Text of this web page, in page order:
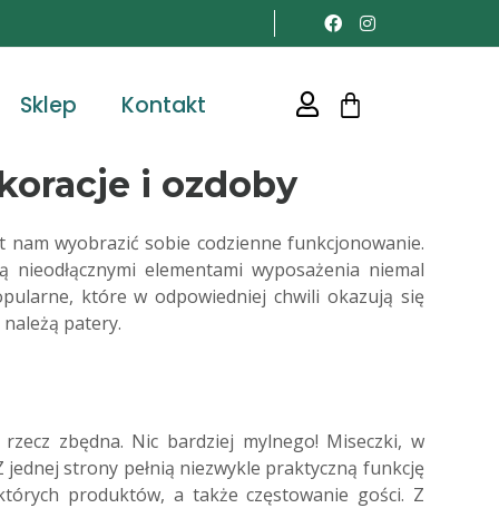
Sklep Kontakt
i ozdoby
wyobrazić sobie codzienne funkcjonowanie.
elementami wyposażenia niemal
które w odpowiedniej chwili okazują się
patery.
zbędna. Nic bardziej mylnego! Miseczki, w
strony pełnią niezwykle praktyczną funkcję
produktów, a także częstowanie gości. Z